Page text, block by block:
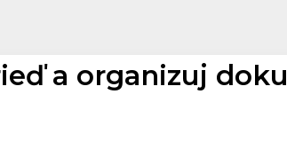
a organizuj